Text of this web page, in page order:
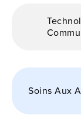
Soins Aux